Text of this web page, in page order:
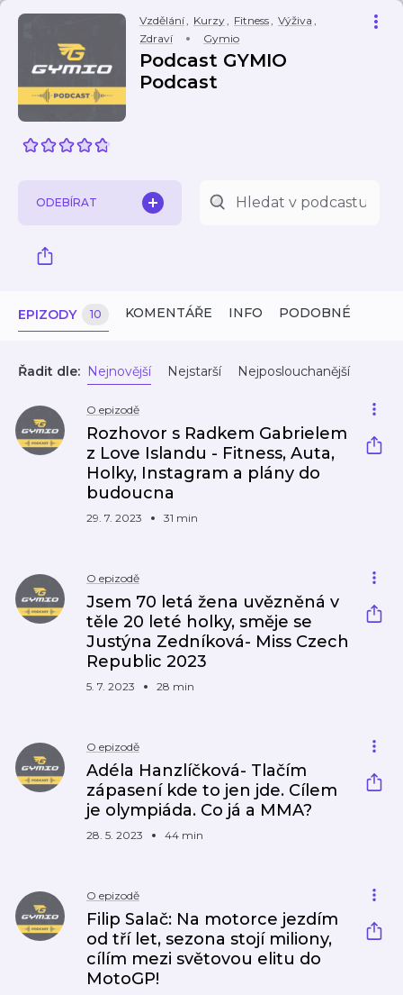
Vzdělání, Kurzy, Fitness, Výživa ,
Zdraví
Gymio
Podcast GYMIO
Podcast
ODEBÍRAT
EPIZODY 10 KOMENTÁŘE INFO PODOBNÉ
Řadit dle: Nejnovější Nejstarší Nejposlouchanější
O epizodě
Rozhovor s Radkem Gabrielem
z Love Islandu - Fitness, Auta,
Holky, Instagram a plány do
budoucna
29. 7. 2023 31 min
O epizodě
Jsem 70 letá žena uvězněná v
těle 20 leté holky, směje se
Justýna Zedníková- Miss Czech
Republic 2023
5. 7. 2023 28 min
O epizodě
Adéla Hanzlíčková- Tlačím
zápasení kde to jen jde. Cílem
je olympiáda. Co já a MMA?
28. 5. 2023 44 min
O epizodě
Filip Salač: Na motorce jezdím
od tří let, sezona stojí miliony,
cílím mezi světovou elitu do
MotoGP!